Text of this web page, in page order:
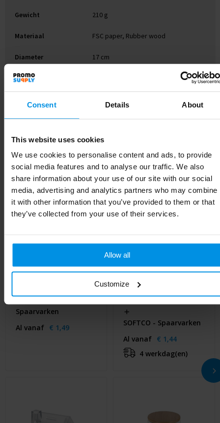
Consent Details About
This website uses cookies
We use cookies to personalise content and ads, to provide
social media features and to analyse our traffic. We also
share information about your use of our site with our social
media, advertising and analytics partners who may combine
it with other information that you’ve provided to them or that
they’ve collected from your use of their services.
Allow all
Customize
Gewicht 210 g
Materiaal FSC paper, Rubber wood
Diameter 17 cm
Kleur
Gerelateerde producten
Spaarvarken
Al vanaf € 1,49
SOFTCO - Spaarvarken
Al vanaf € 1,44
4 werkdag(en)